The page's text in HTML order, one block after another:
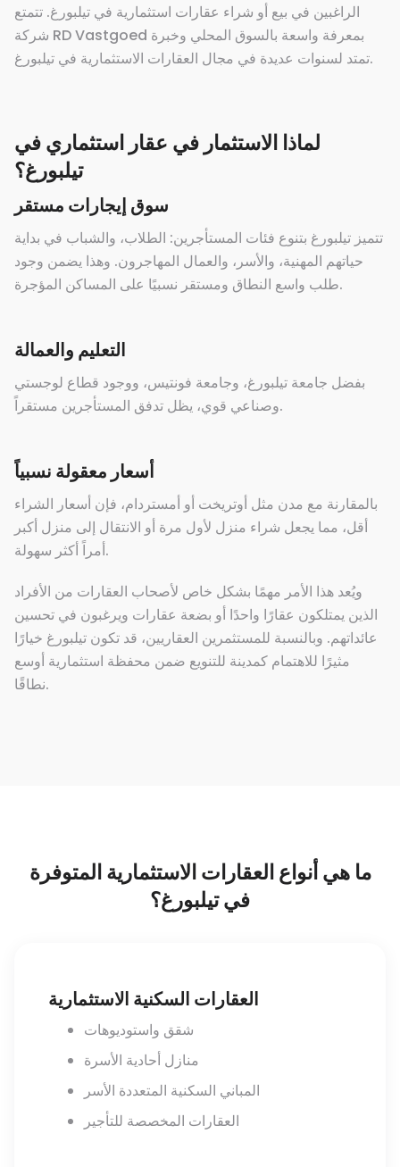
الراغبين في بيع أو شراء عقارات استثمارية في تيلبورغ. تتمتع
شركة RD Vastgoed بمعرفة واسعة بالسوق المحلي وخبرة
تمتد لسنوات عديدة في مجال العقارات الاستثمارية في تيلبورغ.
لماذا الاستثمار في عقار استثماري في
تيلبورغ؟
سوق إيجارات مستقر
تتميز تيلبورغ بتنوع فئات المستأجرين: الطلاب، والشباب في بداية
حياتهم المهنية، والأسر، والعمال المهاجرون. وهذا يضمن وجود
طلب واسع النطاق ومستقر نسبيًا على المساكن المؤجرة.
التعليم والعمالة
بفضل جامعة تيلبورغ، وجامعة فونتيس، ووجود قطاع لوجستي
وصناعي قوي، يظل تدفق المستأجرين مستقراً.
أسعار معقولة نسبياً
بالمقارنة مع مدن مثل أوتريخت أو أمستردام، فإن أسعار الشراء
أقل، مما يجعل شراء منزل لأول مرة أو الانتقال إلى منزل أكبر
أمراً أكثر سهولة.
ويُعد هذا الأمر مهمًا بشكل خاص لأصحاب العقارات من الأفراد
الذين يمتلكون عقارًا واحدًا أو بضعة عقارات ويرغبون في تحسين
عائداتهم. وبالنسبة للمستثمرين العقاريين، قد تكون تيلبورغ خيارًا
مثيرًا للاهتمام كمدينة للتنويع ضمن محفظة استثمارية أوسع
نطاقًا.
ما هي أنواع العقارات الاستثمارية المتوفرة
في تيلبورغ؟
العقارات السكنية الاستثمارية
شقق واستوديوهات
منازل أحادية الأسرة
المباني السكنية المتعددة الأسر
العقارات المخصصة للتأجير